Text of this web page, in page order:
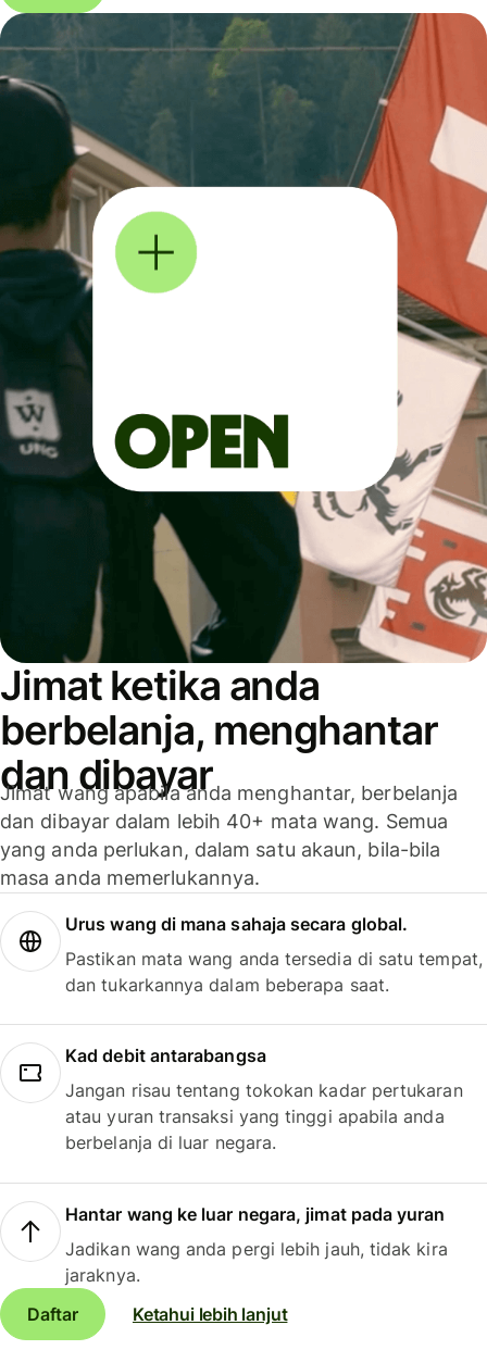
Jimat ketika anda
berbelanja, menghantar
dan dibayar
Jimat wang apabila anda menghantar, berbelanja
dan dibayar dalam lebih 40+ mata wang. Semua
yang anda perlukan, dalam satu akaun, bila-bila
masa anda memerlukannya.
Urus wang di mana sahaja secara global.
Pastikan mata wang anda tersedia di satu tempat,
dan tukarkannya dalam beberapa saat.
Kad debit antarabangsa
Jangan risau tentang tokokan kadar pertukaran
atau yuran transaksi yang tinggi apabila anda
berbelanja di luar negara.
Hantar wang ke luar negara, jimat pada yuran
Jadikan wang anda pergi lebih jauh, tidak kira
jaraknya.
Daftar
Ketahui lebih lanjut